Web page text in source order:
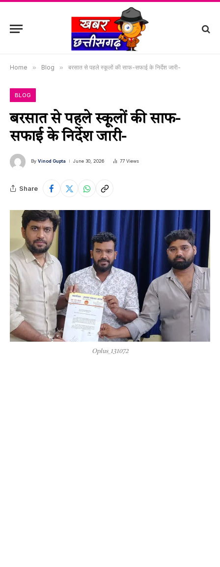
Home » Blog » बरसात से पहले स्कूलों की साफ-सफाई के निर्देश जारी-
BLOG
बरसात से पहले स्कूलों की साफ-
सफाई के निर्देश जारी-
By Vinod Gupta June 30, 2026 77 Views
Share
Oplus_131072